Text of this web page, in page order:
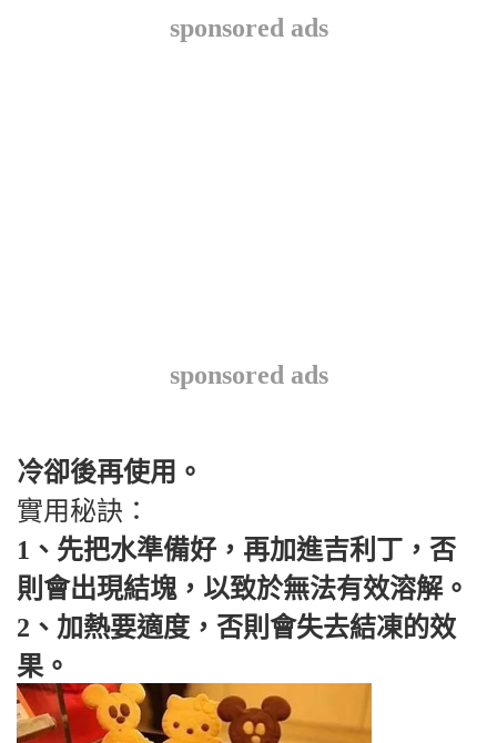
sponsored ads
sponsored ads
冷卻後再使用。
實用秘訣：
1、先把水準備好，再加進吉利丁，否
則會出現結塊，以致於無法有效溶解。
2、加熱要適度，否則會失去結凍的效
果。